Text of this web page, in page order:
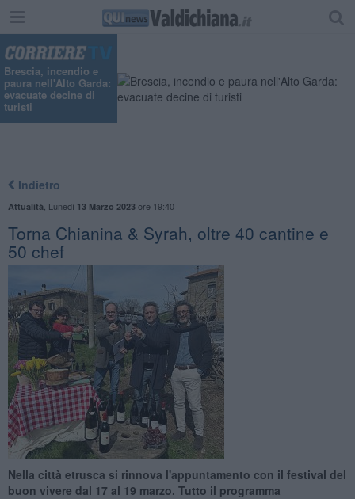
Brescia, incendio e
paura nell'Alto Garda:
evacuate decine di
turisti
Indietro
Attualità Lunedì 13 Marzo 2023ore 19:40
Torna Chianina & Syrah, oltre 40 cantine e
50 chef
Nella città etrusca si rinnova l'appuntamento con il festival del
buon vivere dal 17 al 19 marzo. Tutto il programma